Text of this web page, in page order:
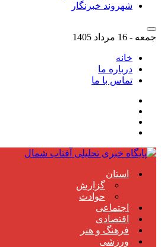
شهروند خبرنگار
جمعه - 16 مرداد 1405
خانه
درباره ما
تماس با ما
استان
گزارش
حوادث
اجتماعی
اقتصادی
فرهنگ و هنر
ورزشی